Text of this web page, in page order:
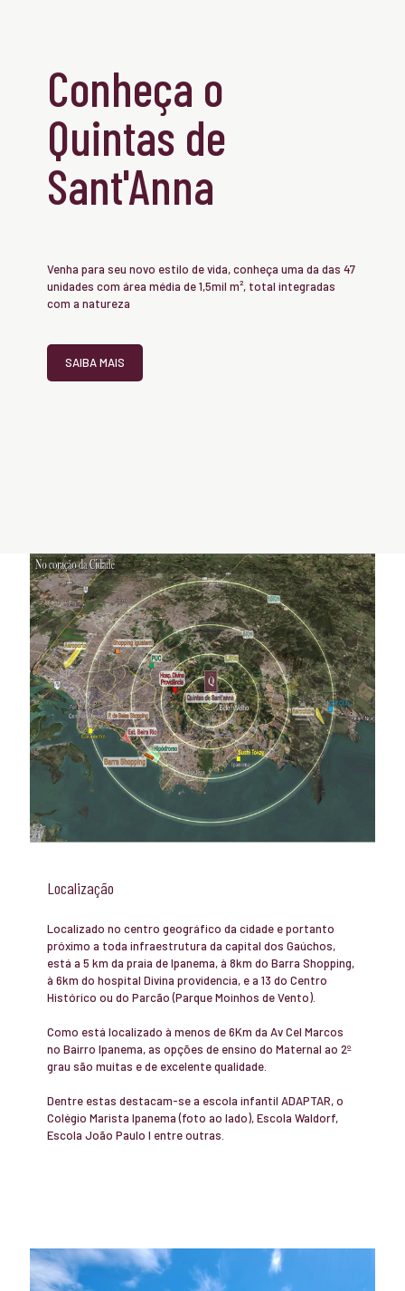
Conheça o
Quintas de
Sant'Anna
Venha para seu novo estilo de vida, conheça uma da das 47
unidades com área média de 1,5mil m², total integradas
com a natureza
SAIBA MAIS
Localização
Localizado no centro geográfico da cidade e portanto
próximo a toda infraestrutura da capital dos Gaúchos,
está a 5 km da praia de Ipanema, à 8km do Barra Shopping,
à 6km do hospital Divina providencia, e a 13 do Centro
Histórico ou do Parcão (Parque Moinhos de Vento).
Como está localizado à menos de 6Km da Av Cel Marcos
no Bairro Ipanema, as opções de ensino do Maternal ao 2º
grau são muitas e de excelente qualidade.
Dentre estas destacam-se a escola infantil ADAPTAR, o
Colégio Marista Ipanema (foto ao lado), Escola Waldorf,
Escola João Paulo I entre outras.